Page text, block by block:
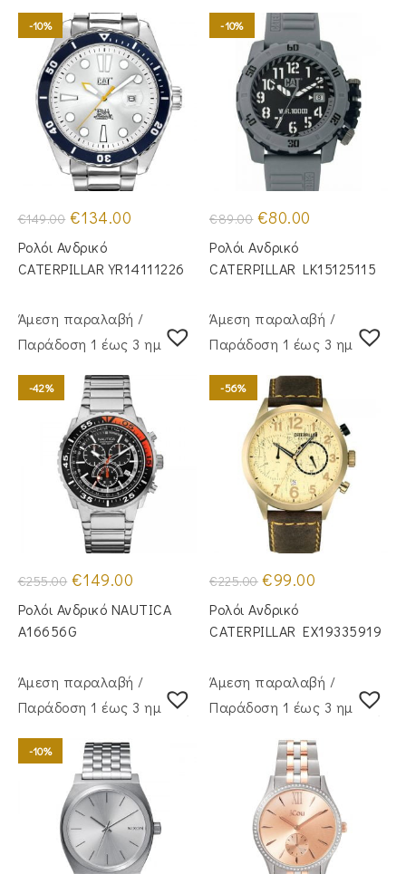
-10%
€149.00 Original
price
was:
€149.00.
€134.00
€134.00.
Ρολόι Ανδρικό
CATERPILLAR YR14111226
-10%
€89.00 Original
price
was:
€89.00.
€80.00
€80.00.
Ρολόι Ανδρικό
CATERPILLAR LK15125115
Άμεση παραλαβή /
Παράδoση 1 έως 3 ημέρες
-42%
€255.00 Original
price
was:
€255.00.
€149.00
τιμή
είναι:
Ρολόι Ανδρικό NAUTICA
A16656G
Άμεση παραλαβή /
Παράδoση 1 έως 3 ημέρες
-56%
€225.00 Original
price
was:
€225.00.
€99.00
€99.00.
Ρολόι Ανδρικό
CATERPILLAR EX19335919
Άμεση παραλαβή /
Παράδoση 1 έως 3 ημέρες
-10%
Άμεση παραλαβή /
Παράδoση 1 έως 3 ημέρες